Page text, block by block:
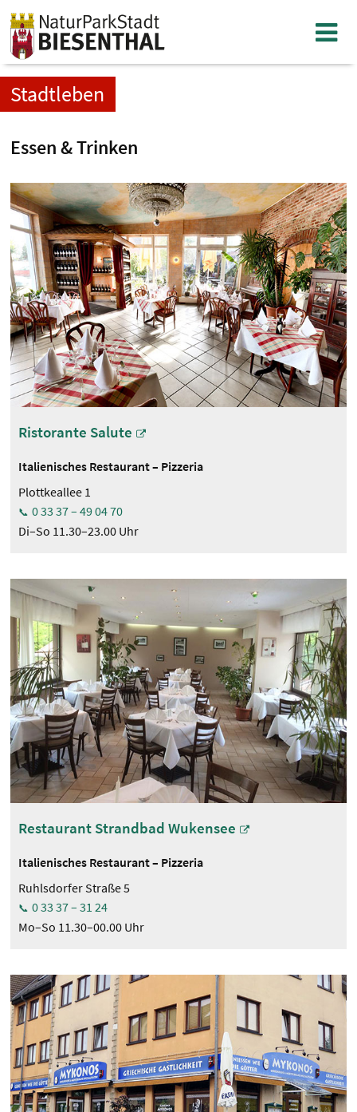
Stadtleben
Essen & Trinken
Ristorante Salute
Italienisches Restaurant – Pizzeria
Plottkeallee 1
0 33 37 – 49 04 70
Di–So 11.30–23.00 Uhr
Restaurant Strandbad Wukensee
Italienisches Restaurant – Pizzeria
Ruhlsdorfer Straße 5
0 33 37 – 31 24
Mo–So 11.30–00.00 Uhr